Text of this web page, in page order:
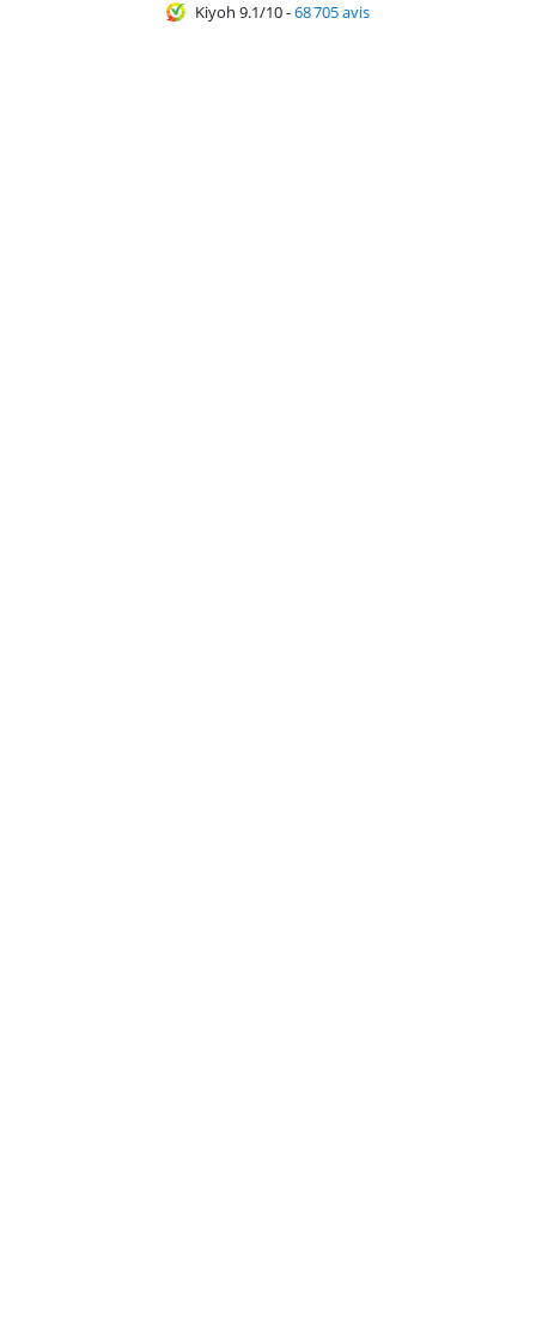
Kiyoh 9.1/10-68 705 avis